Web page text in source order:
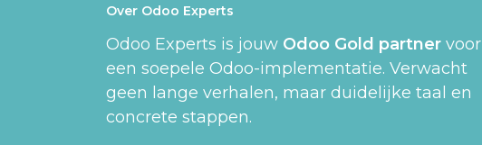
Over Odoo Experts
Odoo Experts is jouw Odoo Gold partner voor
een soepele Odoo-implementatie. Verwacht
geen lange verhalen, maar duidelijke taal en
concrete stappen.